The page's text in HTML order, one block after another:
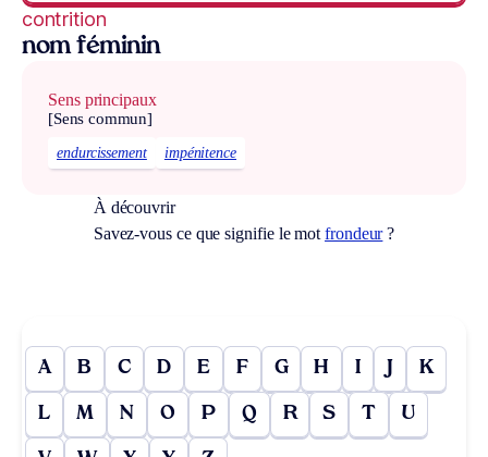
contrition
nom féminin
Sens principaux
[Sens commun]
endurcissement impénitence
À découvrir
Savez-vous ce que signifie le motfrondeur?
A B C D E F G H I J K
L M N O P Q R S T U